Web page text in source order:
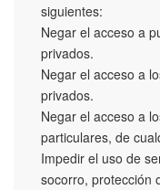
siguientes:
Negar el acceso a
privados.
Negar el acceso a
privados.
Negar el acceso a
particulares, de
Impedir el uso de
socorro, protección